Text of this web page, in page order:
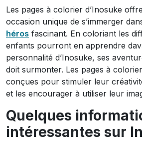
Les pages à colorier d’Inosuke
occasion unique de s’immerger
héros fascinant. En coloriant les
enfants pourront en apprendre
personnalité d’Inosuke, ses
doit surmonter. Les pages à
conçues pour stimuler leur
et les encourager à utiliser leur
Quelques
intéressantes sur